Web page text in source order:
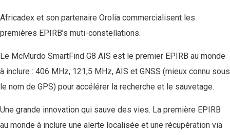
Africadex et son partenaire Orolia commercialisent les
premières EPIRB’s muti-constellations.
Le McMurdo SmartFind G8 AIS est le premier EPIRB au monde
à inclure : 406 MHz, 121,5 MHz, AIS et GNSS (mieux connu sous
le nom de GPS) pour accélérer la recherche et le sauvetage.
Une grande innovation qui sauve des vies. La première EPIRB
au monde à inclure une alerte localisée et une récupération via